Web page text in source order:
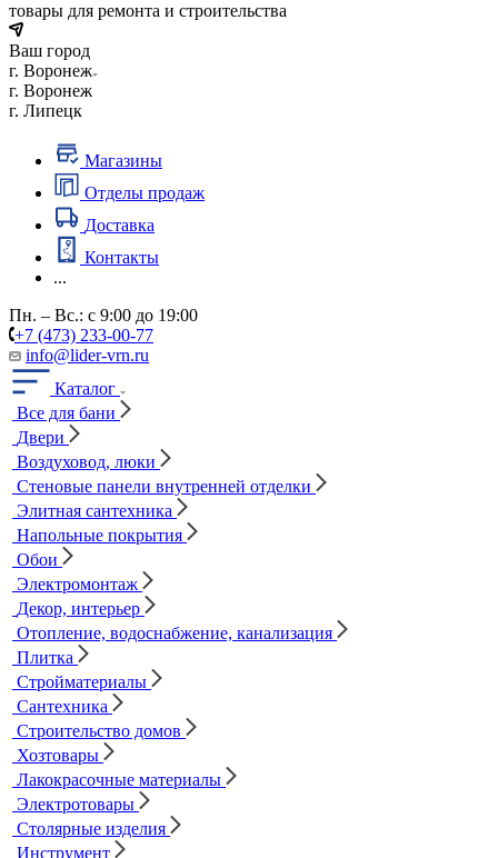
товары для ремонта и строительства
Ваш город
г. Воронеж
г. Воронеж
г. Липецк
Магазины
Отделы продаж
Доставка
Контакты
...
Пн. – Вс.: с 9:00 до 19:00
+7 (473) 233-00-77
info@lider-vrn.ru
Каталог
Все для бани
Двери
Воздуховод, люки
Стеновые панели внутренней отделки
Элитная сантехника
Напольные покрытия
Обои
Электромонтаж
Декор, интерьер
Отопление, водоснабжение, канализация
Плитка
Стройматериалы
Сантехника
Строительство домов
Хозтовары
Лакокрасочные материалы
Электротовары
Столярные изделия
Инструмент